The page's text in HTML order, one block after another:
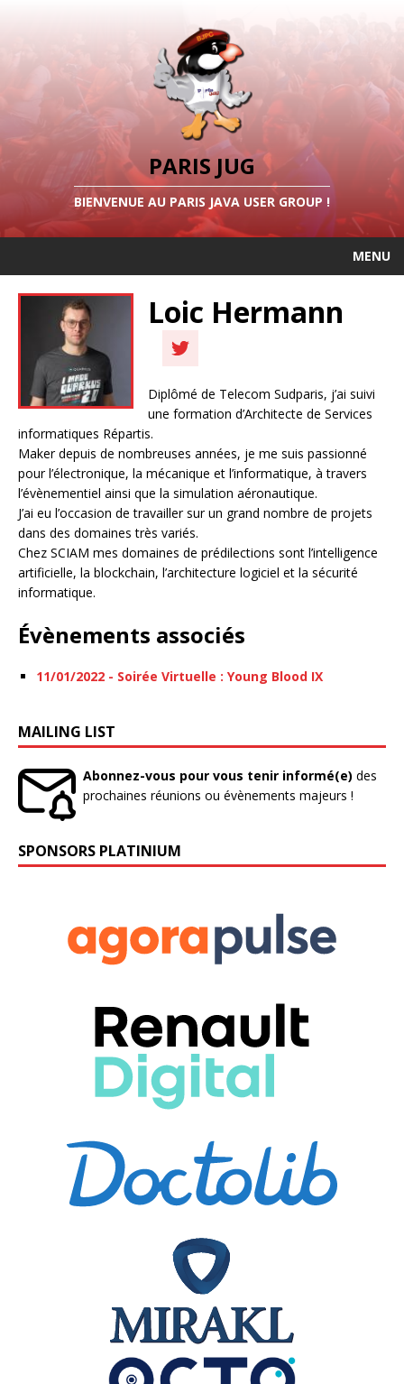
PARIS JUG
BIENVENUE AU PARIS JAVA USER GROUP !
MENU
Loic Hermann
Diplômé de Telecom Sudparis, j’ai suivi
une formation d’Architecte de Services
informatiques Répartis.
Maker depuis de nombreuses années, je me suis passionné
pour l’électronique, la mécanique et l’informatique, à travers
l’évènementiel ainsi que la simulation aéronautique.
J’ai eu l’occasion de travailler sur un grand nombre de projets
dans des domaines très variés.
Chez SCIAM mes domaines de prédilections sont l’intelligence
artificielle, la blockchain, l’architecture logiciel et la sécurité
informatique.
Évènements associés
11/01/2022 - Soirée Virtuelle : Young Blood IX
MAILING LIST
Abonnez-vous pour vous tenir informé(e) des
prochaines réunions ou évènements majeurs !
SPONSORS PLATINIUM